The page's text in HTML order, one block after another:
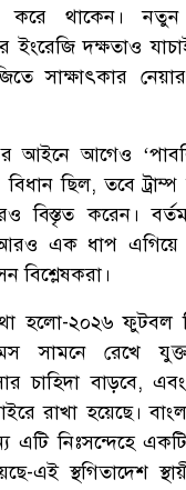
থাকেন। নতুন
ইংরেজি দক্ষতাও
সাক্ষাৎকার নেয়ার
আইনে আগেও
ছিল, তবে
বিস্তৃত করেন।
এক ধাপ এগিয়ে
বিশ্লেষকরা।
হলো-২০২৬ ফুটবল
সামনে রেখে
চাহিদা বাড়বে,
রাখা হয়েছে।
এটি নিঃসন্দেহে
এই স্থগিতাদেশ